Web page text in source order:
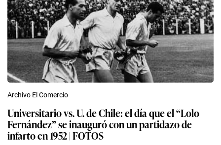
Archivo El Comercio
Universitario vs. U. de Chile: el día que el “Lolo
Fernández” se inauguró con un partidazo de
infarto en 1952 | FOTOS